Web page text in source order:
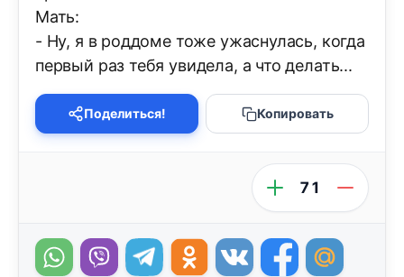
Мать:
- Ну, я в роддоме тоже ужаснулась, когда
первый раз тебя увидела, а что делать...
Поделиться! Копировать
71